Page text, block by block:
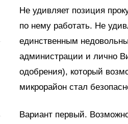
Не удивляет позиция
по нему работать. Не
единственным
администрации и лично
одобрения), который
микрорайон стал
Вариант первый.